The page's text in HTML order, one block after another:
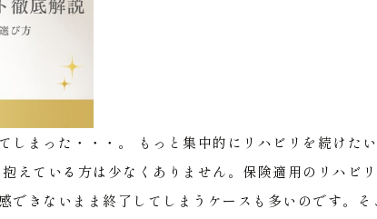
しまった・・・。
もっと集中的にリハビリを続けたい
えている方は少なくありません。保険適用のリハビリ
できないまま終了してしまうケースも多いのです。そ